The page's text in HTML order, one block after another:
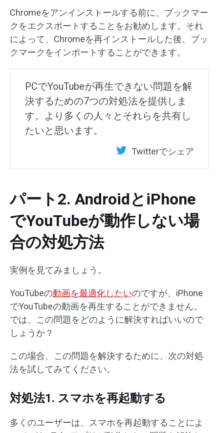
Chromeをアンインストールする前に、ブックマー
クをエクスポートすることをお勧めします。それ
によって、Chromeを再インストールした後、ブッ
クマークをインポートすることができます。
PCでYouTubeが再生できない問題を解
決するための7つの対処法を提供しま
す。より多くの人々とそれらを共有し
たいと思います。
Twitterでシェア
パート2. AndroidとiPhone
でYouTubeが動作しない場
合の対処方法
実例を見てみましょう。
YouTubeの動画を最適化したいのですが、iPhone
でYouTubeの動画を再生することができません。
では、この問題をどのように解決すればいいので
しょうか？
この場合、この問題を解決するために、次の対処
法を試してみてください。
対処法1. スマホを再起動する
多くのユーザーは、スマホを再起動することによ